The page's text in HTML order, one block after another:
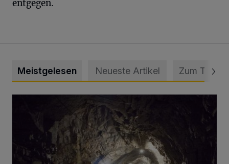
entgegen.
Meistgelesen Neueste Artikel Zum Thema